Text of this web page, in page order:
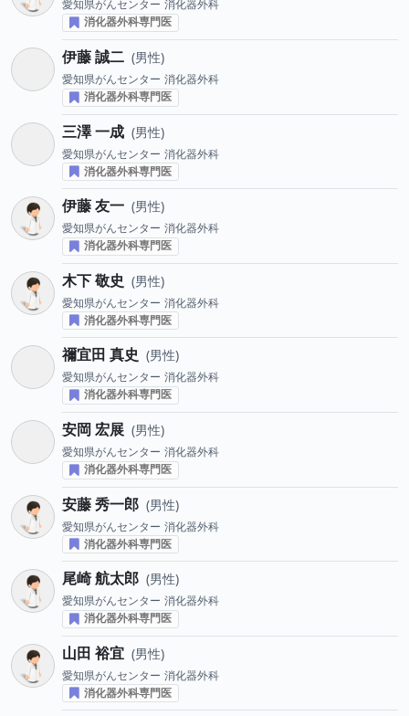
愛知県がんセンター 消化器外科
消化器外科専門医
伊藤 誠二 男性
愛知県がんセンター 消化器外科
消化器外科専門医
三澤 一成 男性
愛知県がんセンター 消化器外科
消化器外科専門医
伊藤 友一 男性
愛知県がんセンター 消化器外科
消化器外科専門医
木下 敬史 男性
愛知県がんセンター 消化器外科
消化器外科専門医
禰宜田 真史 男性
愛知県がんセンター 消化器外科
消化器外科専門医
安岡 宏展 男性
愛知県がんセンター 消化器外科
消化器外科専門医
安藤 秀一郎 男性
愛知県がんセンター 消化器外科
消化器外科専門医
尾崎 航太郎 男性
愛知県がんセンター 消化器外科
消化器外科専門医
山田 裕宜 男性
愛知県がんセンター 消化器外科
消化器外科専門医